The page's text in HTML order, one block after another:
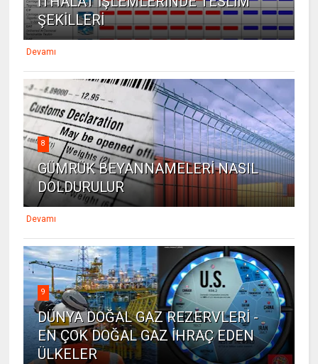
ŞEKİLLERİ
Devamı
8
GÜMRÜK BEYANNAMELERİ NASIL
DOLDURULUR
Devamı
9
DÜNYA DOĞAL GAZ REZERVLERİ -
EN ÇOK DOĞAL GAZ İHRAÇ EDEN
ÜLKELER